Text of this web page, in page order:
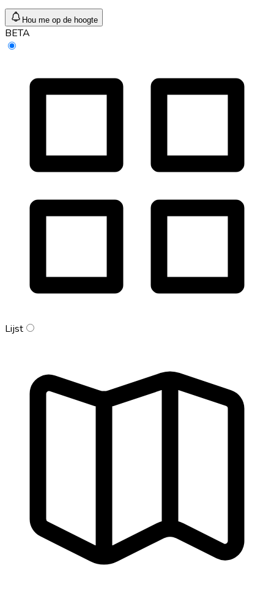
Hou me op de hoogte
BETA
Lijst